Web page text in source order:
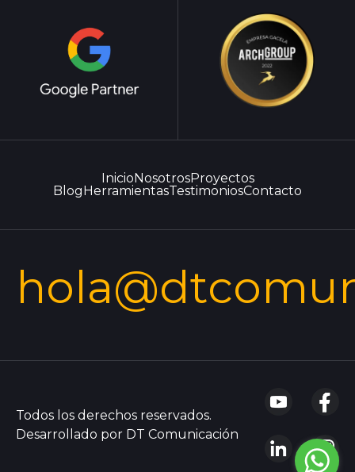
InicioNosotrosProyectos
BlogHerramientasTestimoniosContacto
Todos los derechos reservados.
Desarrollado por DT Comunicación